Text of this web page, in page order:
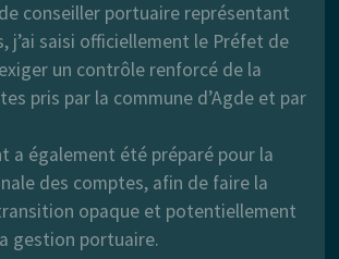
conseiller portuaire représentant
j’ai saisi officiellement le Préfet de
un contrôle renforcé de la
pris par la commune d’Agde et par
a également été préparé pour la
des comptes, afin de faire la
opaque et potentiellement
gestion portuaire.